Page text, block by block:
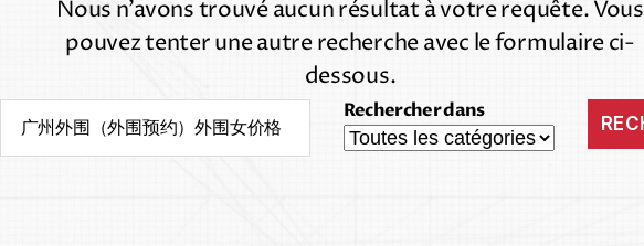
Nous n’avons trouvé aucun résultat à votre requête. Vous
pouvez tenter une autre recherche avec le formulaire ci-
dessous.
Rechercher dans